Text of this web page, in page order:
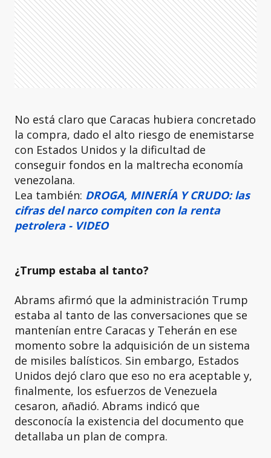
No está claro que Caracas hubiera concretado
la compra, dado el alto riesgo de enemistarse
con Estados Unidos y la dificultad de
conseguir fondos en la maltrecha economía
venezolana.
Lea también: DROGA, MINERÍA Y CRUDO: las
cifras del narco compiten con la renta
petrolera - VIDEO
¿Trump estaba al tanto?
Abrams afirmó que la administración Trump
estaba al tanto de las conversaciones que se
mantenían entre Caracas y Teherán en ese
momento sobre la adquisición de un sistema
de misiles balísticos. Sin embargo, Estados
Unidos dejó claro que eso no era aceptable y,
finalmente, los esfuerzos de Venezuela
cesaron, añadió. Abrams indicó que
desconocía la existencia del documento que
detallaba un plan de compra.